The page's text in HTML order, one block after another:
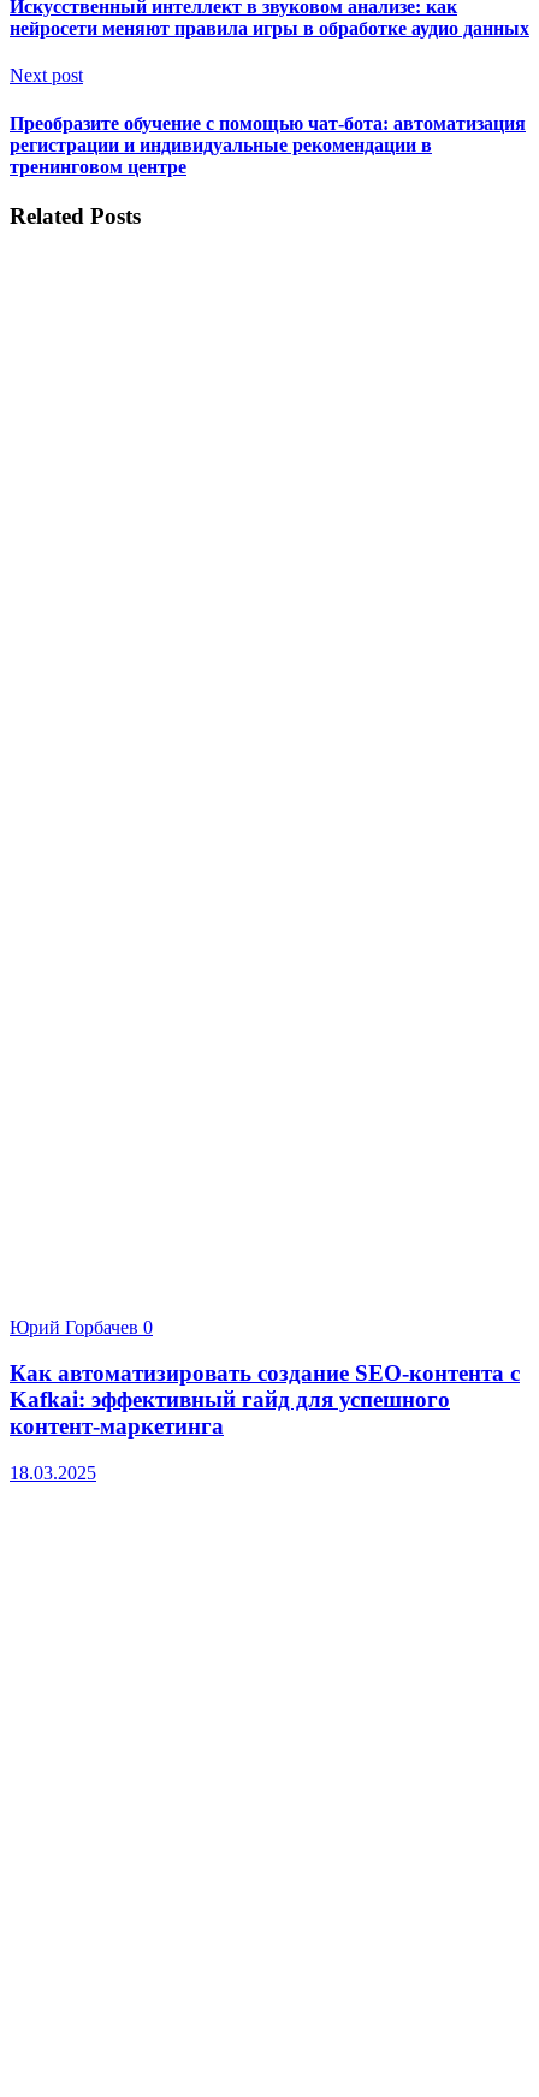
Искусственный интеллект в звуковом анализе: как
нейросети меняют правила игры в обработке аудио данных
Next post
Преобразите обучение с помощью чат-бота: автоматизация
регистрации и индивидуальные рекомендации в
тренинговом центре
Related Posts
Юрий Горбачев 0
Как автоматизировать создание SEO-контента с
Kafkai: эффективный гайд для успешного
контент-маркетинга
18.03.2025